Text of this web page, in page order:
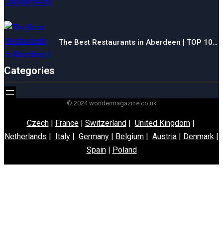
The Best Restaurants in Aberdeen | TOP 10…
Categories
© 2024 wondermagazine.co.uk
Czech| France| Switzerland| United Kingdom|
Netherlands | Italy | Germany | Belgium | Austria | Denmark |
Spain| Poland